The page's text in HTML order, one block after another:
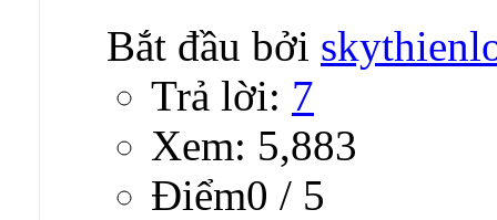
Bắt đầu bởi
Trả lời: 7
Xem: 5,883
Ðiểm0 / 5